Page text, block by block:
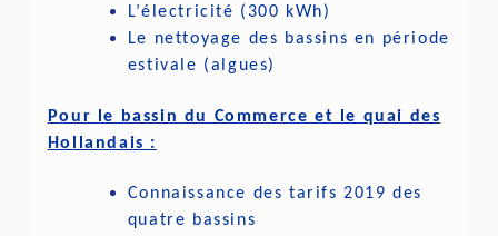
L’électricité (300 kWh)
Le nettoyage des bassins en période
estivale (algues)
Pour le bassin du Commerce et le quai des
Hollandais :
Connaissance des tarifs 2019 des
quatre bassins